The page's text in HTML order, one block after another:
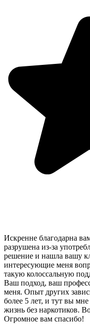
Искренне благодарна
разрушена из-за
решение и нашла вашу
интересующие меня
такую колоссальную
Ваш подход, ваш
меня. Опыт других
более 5 лет, и тут вы
жизнь без наркотиков.
Огромное вам спасибо!